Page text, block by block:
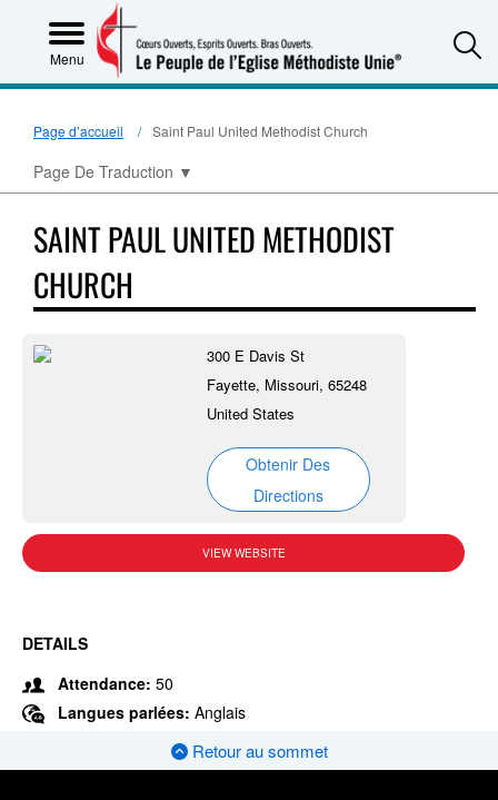
Menu
Page d’accueil Saint Paul United Methodist Church
Page De Traduction ▼
SAINT PAUL UNITED METHODIST
CHURCH
300 E Davis St
Fayette, Missouri, 65248
United States
Obtenir Des
Directions
VIEW WEBSITE
DETAILS
Attendance: 50
Langues parlées: Anglais
Retour au sommet